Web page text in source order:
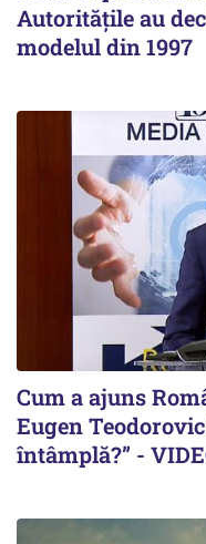
Autoritățile au
modelul din 1997
Cum a ajuns
Eugen
întâmplă?” -